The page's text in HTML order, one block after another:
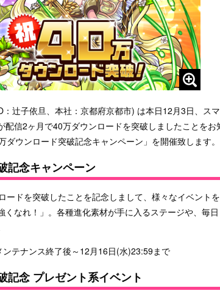
辻子依旦、本社：京都府京都市) は本日12月3日、ス
信2ヶ月で40万ダウンロードを突破しましたことをお
ウンロード突破記念キャンペーン」を開催致します。
記念キャンペーン
ードを突破したことを記念しまして、様々なイベント
なれ！」。各種進化素材が手に入るステージや、毎
テナンス終了後～12月16日(水)23:59まで
念 プレゼント系イベント